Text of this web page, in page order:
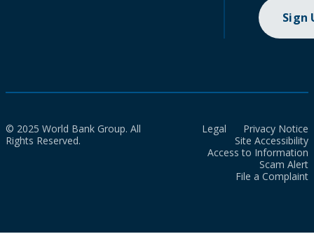
Sign
© 2025 World Bank Group. All
Rights Reserved.
Legal
Privacy Notice
Site Accessibility
Access to Information
Scam Alert
File a Complaint